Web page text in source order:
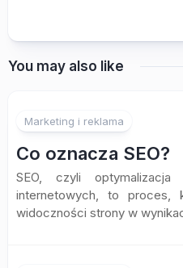
You may also like
Marketing i reklama
Co oznacza SEO?
SEO, czyli
internetowych, to proces,
widoczności strony w